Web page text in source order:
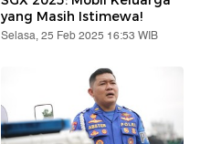
yang Masih Istimewa!
Selasa, 25 Feb 2025 16:53 WIB